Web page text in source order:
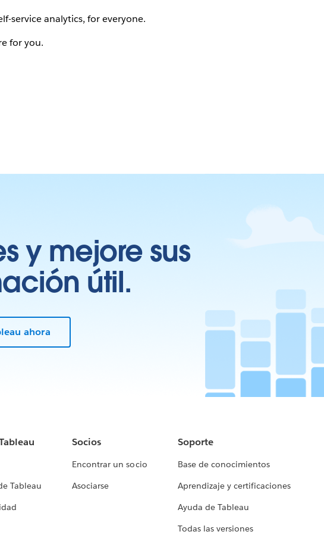
service analytics, for everyone.
for you.
y mejore sus
útil.
ahora
Tableau
Socios
Encontrar un socio
Asociarse
Soporte
Base de conocimientos
Aprendizaje y certificaciones
Ayuda de Tableau
Todas las versiones